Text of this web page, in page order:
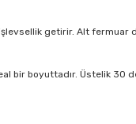
işlevsellik getirir. Alt
bir boyuttadır. Üstelik 30